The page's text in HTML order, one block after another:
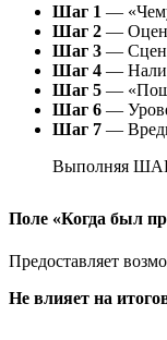
Шаг 1 —
Шаг 2 —
Шаг 3 —
Шаг 4 —
Шаг 5 —
Шаг 6 —
Шаг 7 —
Выполняя
Поле «Когда был
Предоставляет
Не влияет на